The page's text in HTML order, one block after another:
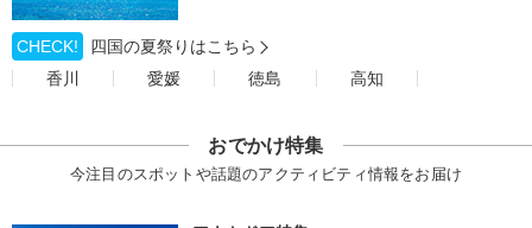
CHECK!
四国の夏祭りはこちら
香川
愛媛 徳島 高知
おでかけ特集
今注目のスポットや話題のアクティビティ情報をお届け